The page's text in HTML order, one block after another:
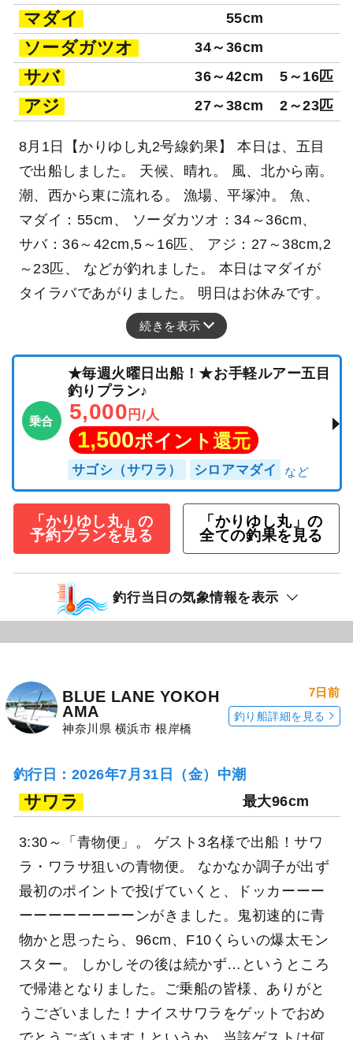
マダイ
55cm
ソーダガツオ 34～36cm
サバ 36～42cm 5～16匹
アジ 27～38cm 2～23匹
8月1日【かりゆし丸2号線釣果】 本日は、五目
で出船しました。 天候、晴れ。 風、北から南。
潮、西から東に流れる。 漁場、平塚沖。 魚、
マダイ：55cm、 ソーダカツオ：34～36cm、
サバ：36～42cm,5～16匹、 アジ：27～38cm,2
～23匹、 などが釣れました。 本日はマダイが
タイラバであがりました。 明日はお休みです。
続きを表示
乗合
★毎週火曜日出船！★お手軽ルアー五目
釣りプラン♪
5,000 円/人
1,500ポイント還元
サゴシ（サワラ） シロアマダイ
「かりゆし丸」の
予約プランを見る
「かりゆし丸」の
全ての釣果を見る
釣行当日の気象情報を表示
BLUE LANE YOKOH
AMA
神奈川県 横浜市 根岸橋
7日前
釣り船詳細を見る
釣行日：2026年7月31日（金）中潮
サワラ 最大96cm
3:30～「青物便」。 ゲスト3名様で出船！サワ
ラ・ワラサ狙いの青物便。 なかなか調子が出ず
最初のポイントで投げていくと、ドッカーーー
ーーーーーーーーンがきました。鬼初速的に青
物かと思ったら、96cm、F10くらいの爆太モン
スター。 しかしその後は続かず…というところ
で帰港となりました。ご乗船の皆様、ありがと
うございました！ナイスサワラをゲットでおめ